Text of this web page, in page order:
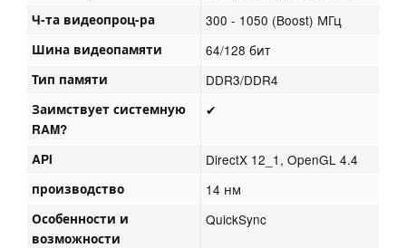
Ч-та видеопроц-ра 300 - 1050 (Boost) МГц
Шина видеопамяти 64/128 бит
Тип памяти DDR3/DDR4
Заимствует системную
RAM?
✔
API DirectX 12_1, OpenGL 4.4
производство 14 нм
Особенности и
возможности
QuickSync